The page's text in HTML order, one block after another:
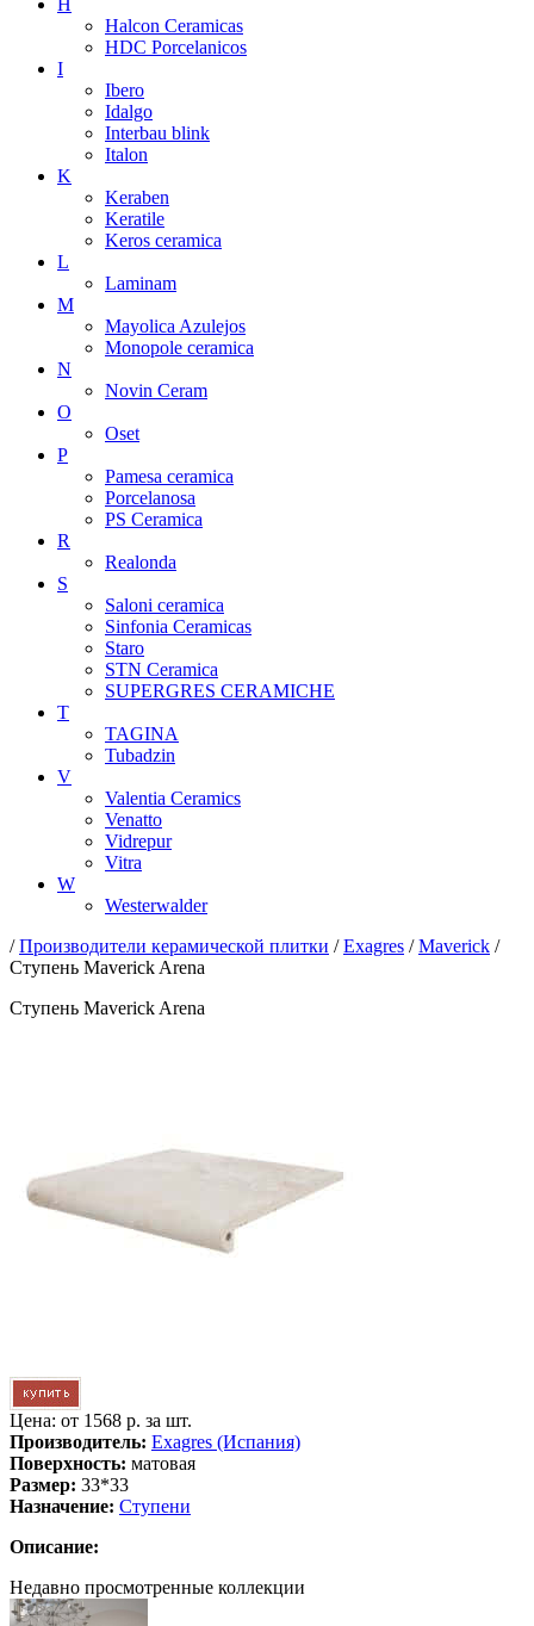
H
Halcon Ceramicas
HDC Porcelanicos
I
Ibero
Idalgo
Interbau blink
Italon
K
Keraben
Keratile
Keros ceramica
L
Laminam
M
Mayolica Azulejos
Monopole ceramica
N
Novin Ceram
O
Oset
P
Pamesa ceramica
Porcelanosa
PS Ceramica
R
Realonda
S
Saloni ceramica
Sinfonia Ceramicas
Staro
STN Ceramica
SUPERGRES CERAMICHE
T
TAGINA
Tubadzin
V
Valentia Ceramics
Venatto
Vidrepur
Vitra
W
Westerwalder
/Производители керамической плитки /Exagres /Maverick /
Ступень Maverick Arena
Ступень Maverick Arena
Цена: от 1568 р. за шт.
Производитель: Exagres (Испания)
Поверхность: матовая
Размер: 33*33
Назначение: Ступени
Описание:
Недавно просмотренные коллекции